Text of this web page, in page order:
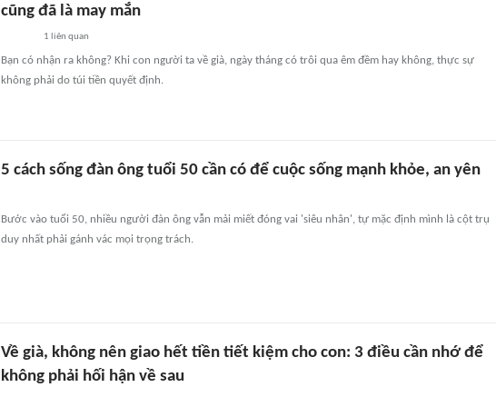
cũng đã là may mắn
1 liên quan
Bạn có nhận ra không? Khi con người ta về già, ngày tháng có trôi qua êm đềm hay không, thực sự
không phải do túi tiền quyết định.
5 cách sống đàn ông tuổi 50 cần có để cuộc sống mạnh khỏe, an yên
Bước vào tuổi 50, nhiều người đàn ông vẫn mải miết đóng vai 'siêu nhân', tự mặc định mình là cột trụ
duy nhất phải gánh vác mọi trọng trách.
Về già, không nên giao hết tiền tiết kiệm cho con: 3 điều cần nhớ để
không phải hối hận về sau